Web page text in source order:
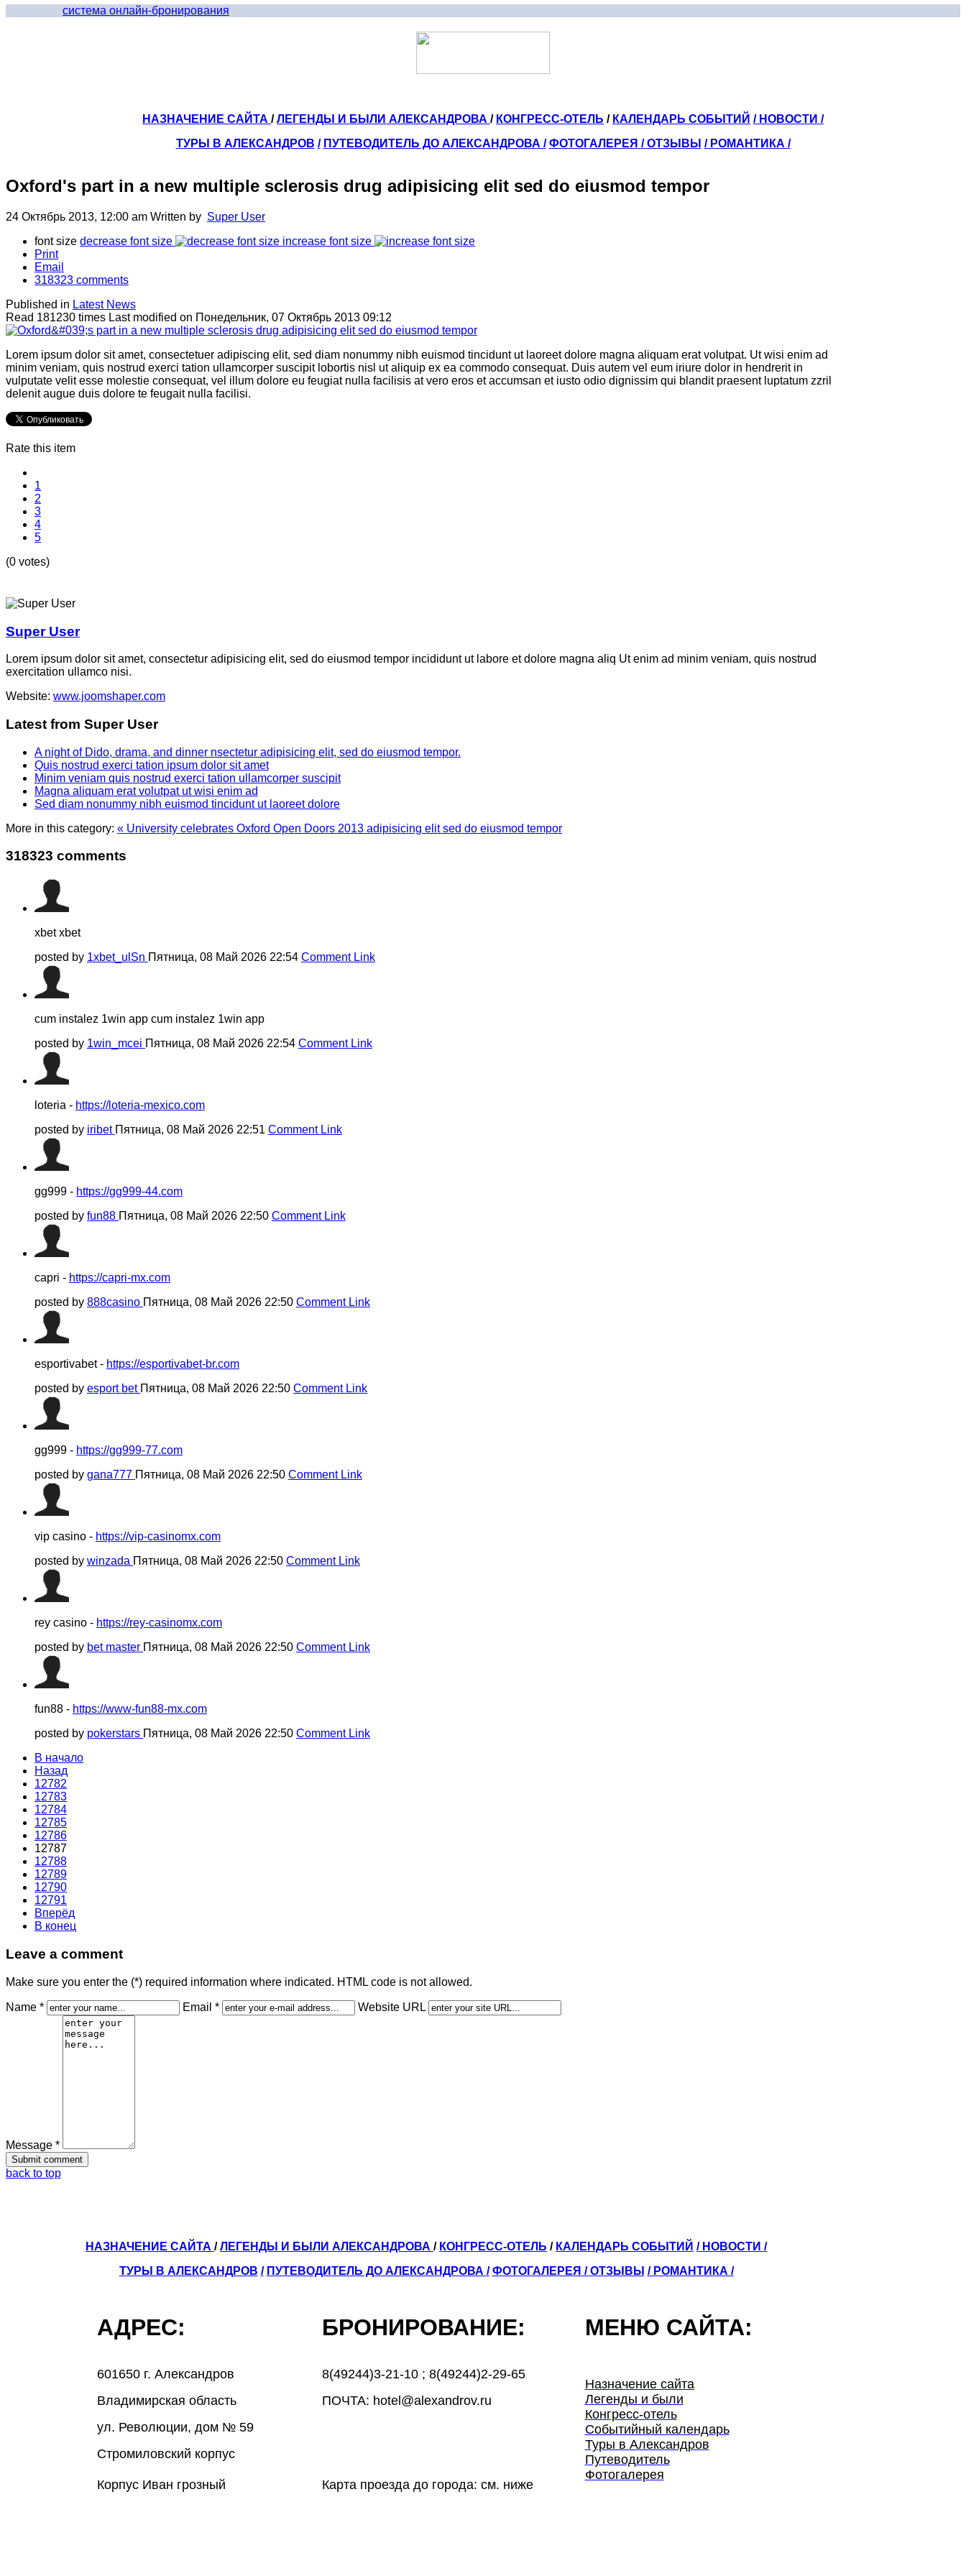
система онлайн-бронирования
НАЗНАЧЕНИЕ САЙТА /ЛЕГЕНДЫ И БЫЛИ АЛЕКСАНДРОВА / КОНГРЕСС-ОТЕЛЬ / КАЛЕНДАРЬ СОБЫТИЙ / НОВОСТИ /
ТУРЫ В АЛЕКСАНДРОВ / ПУТЕВОДИТЕЛЬ ДО АЛЕКСАНДРОВА / ФОТОГАЛЕРЕЯ /ОТЗЫВЫ / РОМАНТИКА /
Oxford's part in a new multiple sclerosis drug adipisicing elit sed do eiusmod tempor
24 Октябрь 2013, 12:00 am Written by Super User
font size decrease font size
increase font size
Print
Email
318323 comments
Published in Latest News
Read 181230 times Last modified on Понедельник, 07 Октябрь 2013 09:12
Lorem ipsum dolor sit amet, consectetuer adipiscing elit, sed diam nonummy nibh euismod tincidunt ut laoreet dolore magna aliquam erat volutpat. Ut wisi enim ad
minim veniam, quis nostrud exerci tation ullamcorper suscipit lobortis nisl ut aliquip ex ea commodo consequat. Duis autem vel eum iriure dolor in hendrerit in
vulputate velit esse molestie consequat, vel illum dolore eu feugiat nulla facilisis at vero eros et accumsan et iusto odio dignissim qui blandit praesent luptatum zzril
delenit augue duis dolore te feugait nulla facilisi.
Rate this item
1
2
3
4
5
(0 votes)
Super User
Lorem ipsum dolor sit amet, consectetur adipisicing elit, sed do eiusmod tempor incididunt ut labore et dolore magna aliq Ut enim ad minim veniam, quis nostrud
exercitation ullamco nisi.
Website: www.joomshaper.com
Latest from Super User
A night of Dido, drama, and dinner nsectetur adipisicing elit, sed do eiusmod tempor.
Quis nostrud exerci tation ipsum dolor sit amet
Minim veniam quis nostrud exerci tation ullamcorper suscipit
Magna aliquam erat volutpat ut wisi enim ad
Sed diam nonummy nibh euismod tincidunt ut laoreet dolore
More in this category: « University celebrates Oxford Open Doors 2013 adipisicing elit sed do eiusmod tempor
318323 comments
xbet xbet
posted by 1xbet_ulSn Пятница, 08 Май 2026 22:54 Comment Link
cum instalez 1win app cum instalez 1win app
posted by 1win_mcei Пятница, 08 Май 2026 22:54 Comment Link
loteria - https://loteria-mexico.com
posted by iribet Пятница, 08 Май 2026 22:51 Comment Link
gg999 - https://gg999-44.com
posted by fun88 Пятница, 08 Май 2026 22:50 Comment Link
capri - https://capri-mx.com
posted by 888casino Пятница, 08 Май 2026 22:50 Comment Link
esportivabet - https://esportivabet-br.com
posted by esport bet Пятница, 08 Май 2026 22:50 Comment Link
gg999 - https://gg999-77.com
posted by gana777 Пятница, 08 Май 2026 22:50 Comment Link
vip casino - https://vip-casinomx.com
posted by winzada Пятница, 08 Май 2026 22:50 Comment Link
rey casino - https://rey-casinomx.com
posted by bet master Пятница, 08 Май 2026 22:50 Comment Link
fun88 - https://www-fun88-mx.com
posted by pokerstars Пятница, 08 Май 2026 22:50 Comment Link
В начало
Назад
12782
12783
12784
12785
12786
12787
12788
12789
12790
12791
Вперёд
В конец
Leave a comment
Make sure you enter the (*) required information where indicated. HTML code is not allowed.
Name * Email * Website URL
Message *
back to top
НАЗНАЧЕНИЕ САЙТА /ЛЕГЕНДЫ И БЫЛИ АЛЕКСАНДРОВА / КОНГРЕСС-ОТЕЛЬ / КАЛЕНДАРЬ СОБЫТИЙ / НОВОСТИ /
ТУРЫ В АЛЕКСАНДРОВ / ПУТЕВОДИТЕЛЬ ДО АЛЕКСАНДРОВА / ФОТОГАЛЕРЕЯ /ОТЗЫВЫ / РОМАНТИКА /
АДРЕС: БРОНИРОВАНИЕ: МЕНЮ САЙТА:
601650 г. Александров
Владимирская область
ул. Революции, дом № 59
Стромиловский корпус
Корпус Иван грозный
8(49244)3-21-10; 8(49244)2-29-65
ПОЧТА: hotel@alexandrov.ru
Карта проезда до города: см. ниже
Назначение сайта
Легенды и были
Конгресс-отель
Событийный календарь
Туры в Александров
Путеводитель
Фотогалерея